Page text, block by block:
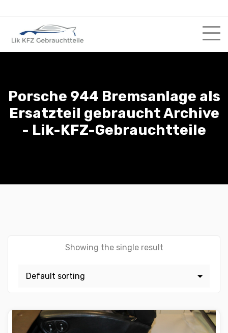
to
content
Porsche 944 Bremsanlage als
Ersatzteil gebraucht Archive
- Lik-KFZ-Gebrauchtteile
Showing the single result